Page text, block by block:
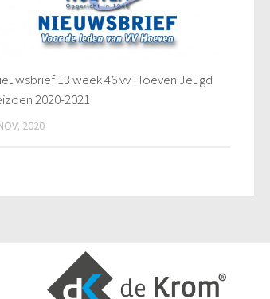
13 week 46 vv Hoeven Jeugd
2020-2021
2020